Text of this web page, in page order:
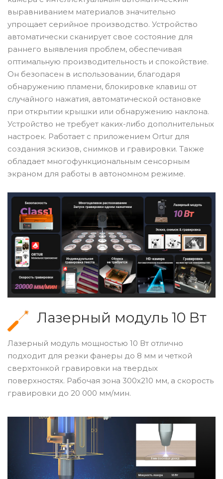
выравниванием материалов значительно
упрощает серийное производство. Устройство
автоматически сканирует свое состояние для
раннего выявления проблем, обеспечивая
оптимальную производительность и спокойствие.
Он безопасен в использовании, благодаря
обнаружению пламени, блокировке клавиш от
случайного нажатия, автоматической остановке
при открытии крышки или обнаружению наклона.
Устройство не требует каких-либо дополнительных
настроек. Работает с приложением Ortur для
создания эскизов, снимков и гравировки. Также
обладает многофункциональным сенсорным
экраном для работы в автономном режиме.
Лазерный модуль 10 Вт
Лазерный модуль мощностью 10 Вт отлично
подходит для резки фанеры до 8 мм и четкой
сверхтонкой гравировки на твердых
поверхностях. Рабочая зона 300х210 мм, а скорость
гравировки до 20 000 мм/мин.